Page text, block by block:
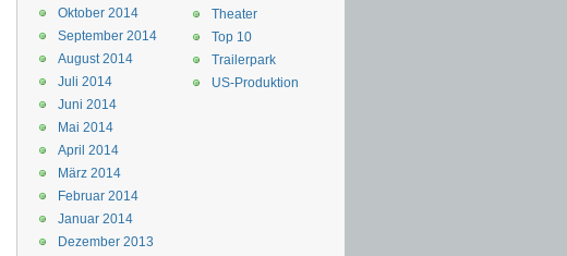
Theater
Top 10
Trailerpark
US-Produktion
Oktober 2014
September 2014
August 2014
Juli 2014
Juni 2014
Mai 2014
April 2014
März 2014
Februar 2014
Januar 2014
Dezember 2013